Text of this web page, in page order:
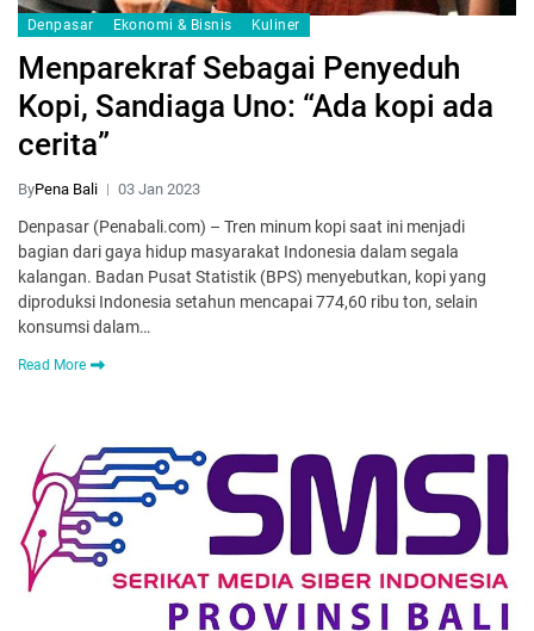
Denpasar Ekonomi & Bisnis Kuliner
Menparekraf Sebagai Penyeduh
Kopi, Sandiaga Uno: “Ada kopi ada
cerita”
ByPena Bali 03 Jan 2023
Denpasar (Penabali.com) – Tren minum kopi saat ini menjadi
bagian dari gaya hidup masyarakat Indonesia dalam segala
kalangan. Badan Pusat Statistik (BPS) menyebutkan, kopi yang
diproduksi Indonesia setahun mencapai 774,60 ribu ton, selain
konsumsi dalam…
Read More